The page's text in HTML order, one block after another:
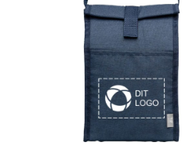
zoome
og
piletasterne
til
at
panorere